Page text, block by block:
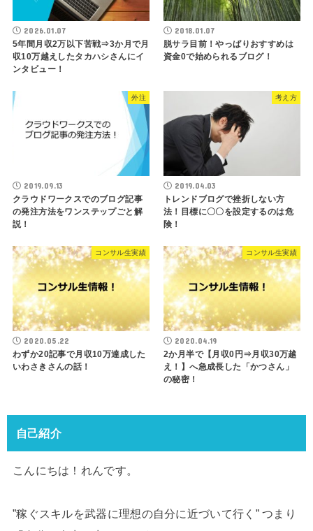
2026.01.07
5年間月収2万以下苦戦⇒3か月で月
収10万越えしたタカハシさんにイ
ンタビュー！
2018.01.07
脱サラ目前！やっぱりおすすめは
資金0で始められるブログ！
外注
2019.09.13
クラウドワークスでのブログ記事
の発注方法をワンステップごと解
説！
考え方
2019.04.03
トレンドブログで挫折しない方
法！目標に〇〇を設定するのは危
険！
コンサル生実績
2020.05.22
わずか20記事で月収10万達成した
いわさきさんの話！
コンサル生実績
2020.04.19
2か月半で【月収0円⇒月収30万越
え！】へ急成長した「かつさん」
の秘密！
自己紹介
こんにちは！れんです。
”稼ぐスキルを武器に理想の自分に近づいて行く” つまり